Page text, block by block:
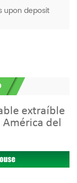
upon deposit
extraíble
del